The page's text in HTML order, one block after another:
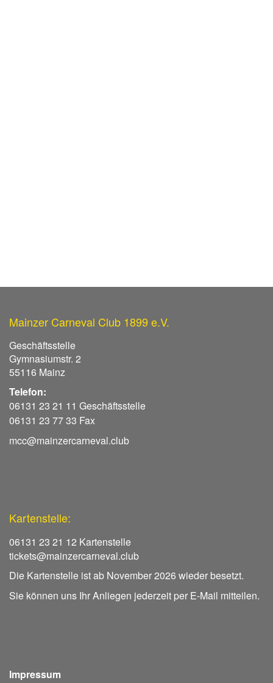
Mainzer Carneval Club 1899 e.V.
Geschäftsstelle
Gymnasiumstr. 2
55116 Mainz
Telefon:
06131 23 21 11 Geschäftsstelle
06131 23 77 33 Fax
mcc@mainzercarneval.club
Kartenstelle:
06131 23 21 12 Kartenstelle
tickets@mainzercarneval.club
Die Kartenstelle ist ab November 2026 wieder besetzt.
Sie können uns Ihr Anliegen jederzeit per E-Mail mitteilen.
Impressum